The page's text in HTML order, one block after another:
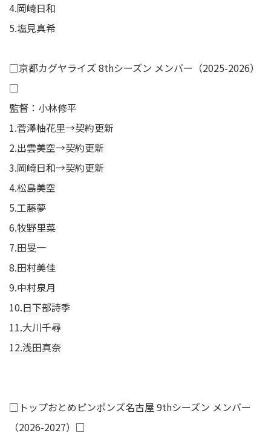
4.岡崎日和
5.塩見真希
□京都カグヤライズ 8thシーズン メンバー（2025-2026）
□
監督：小林修平
1.菅澤柚花里→契約更新
2.出雲美空→契約更新
3.岡崎日和→契約更新
4.松島美空
5.工藤夢
6.牧野里菜
7.田旻一
8.田村美佳
9.中村泉月
10.日下部詩季
11.大川千尋
12.浅田真奈
□トップおとめピンポンズ名古屋 9thシーズン メンバー
（2026-2027）□